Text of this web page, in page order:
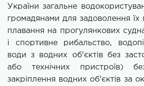
України загальне
громадянами для задоволення їх
плавання на прогулянкових
і спортивне рибальство,
води з водних об'єктів без
або технічних пристроїв)
закріплення водних об'єктів за